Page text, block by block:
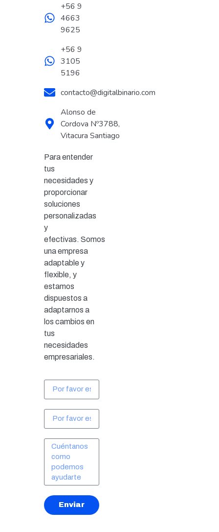
+56 9
4663
9625
+56 9
3105
5196
contacto@digitalbinario.com
Alonso de
Cordova Nº3788,
Vitacura Santiago
Para entender
tus
necesidades y
proporcionar
soluciones
personalizadas
y
efectivas. Somos
una empresa
adaptable y
flexible, y
estamos
dispuestos a
adaptarnos a
los cambios en
tus
necesidades
empresariales.
Enviar